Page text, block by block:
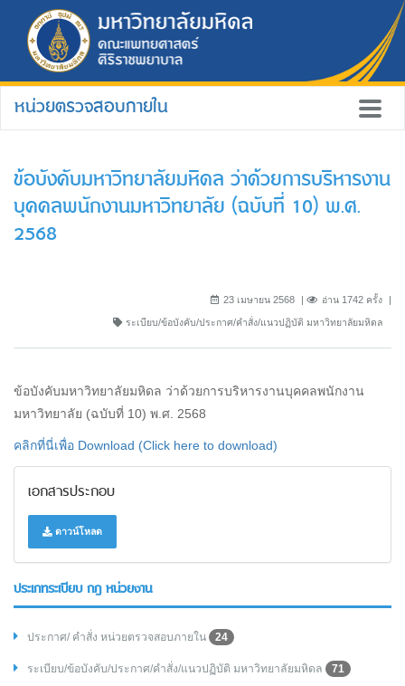
หน่วยตรวจสอบภายใน
ข้อบังคับมหาวิทยาลัยมหิดล ว่าด้วยการบริหารงาน
บุคคลพนักงานมหาวิทยาลัย (ฉบับที่ 10) พ.ศ.
2568
23 เมษายน 2568 อ่าน 1742 ครั้ง
ระเบียบ/ข้อบังคับ/ประกาศ/คำสั่ง/แนวปฏิบัติ มหาวิทยาลัยมหิดล
ข้อบังคับมหาวิทยาลัยมหิดล ว่าด้วยการบริหารงานบุคคลพนักงาน
มหาวิทยาลัย (ฉบับที่ 10) พ.ศ. 2568
คลิกที่นี่เพื่อ Download (Click here to download)
เอกสารประกอบ
ดาวน์โหลด
ประเภทระเบียบ กฎ หน่วยงาน
ประกาศ/ คำสั่ง หน่วยตรวจสอบภายใน 24
ระเบียบ/ข้อบังคับ/ประกาศ/คำสั่ง/แนวปฏิบัติ มหาวิทยาลัยมหิดล 71